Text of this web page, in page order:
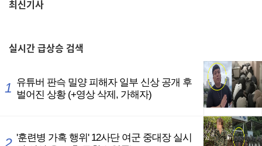
최신기사
실시간급상승 검색